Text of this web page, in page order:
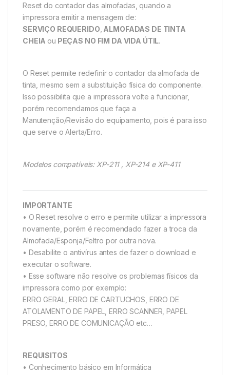
Reset do contador das almofadas, quando a
impressora emitir a mensagem de:
SERVIÇO REQUERIDO ALMOFADAS DE TINTA
CHEIA ou PEÇAS NO FIM DA VIDA ÚTIL.
O Reset permite redefinir o contador da almofada de
tinta, mesmo sem a substituição física do componente.
Isso possibilita que a impressora volte a funcionar,
porém recomendamos que faça a
Manutenção/Revisão do equipamento, pois é para isso
que serve o Alerta/Erro.
Modelos compatíveis: XP-211 , XP-214 e XP-411
IMPORTANTE
• O Reset resolve o erro e permite utilizar a impressora
novamente, porém é recomendado fazer a troca da
Almofada/Esponja/Feltro por outra nova.
• Desabilite o antivírus antes de fazer o download e
executar o software.
• Esse software não resolve os problemas físicos da
impressora como por exemplo:
ERRO GERAL, ERRO DE CARTUCHOS, ERRO DE
ATOLAMENTO DE PAPEL, ERRO SCANNER, PAPEL
PRESO, ERRO DE COMUNICAÇÃO etc…
REQUISITOS
• Conhecimento básico em Informática